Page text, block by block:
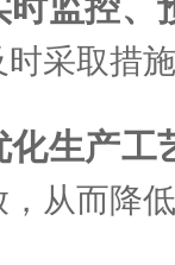
时采取措
化生产工
，从而降